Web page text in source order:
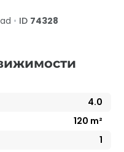
• ID 74328
4.0
120 m²
1